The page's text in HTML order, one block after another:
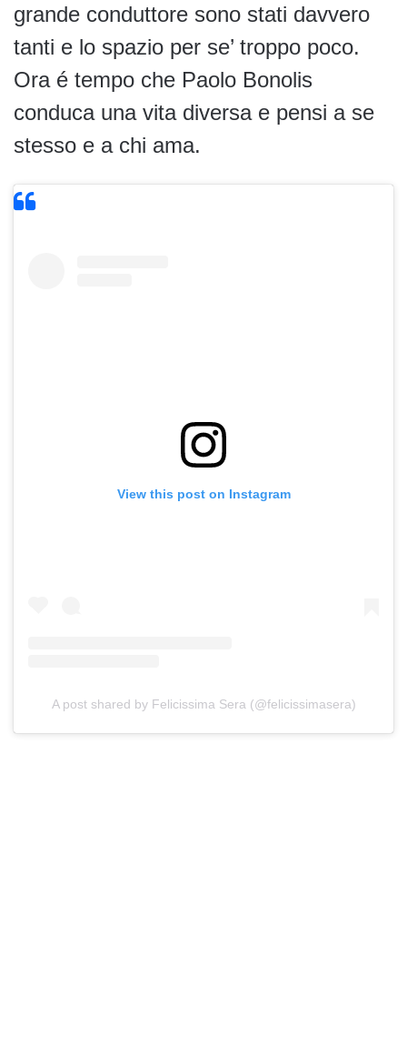
grande conduttore sono stati davvero
tanti e lo spazio per se’ troppo poco.
Ora é tempo che Paolo Bonolis
conduca una vita diversa e pensi a se
stesso e a chi ama.
View this post on Instagram
A post shared by Felicissima Sera (@felicissimasera)